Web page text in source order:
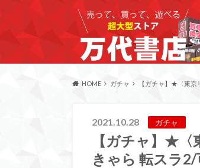
HOME ガチャ 【ガチャ】★〈東
2021.10.28 ガチャ
【ガチャ】★〈
きゃら 転スラ